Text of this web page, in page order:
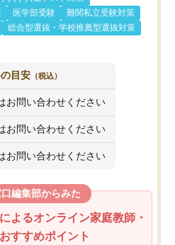
医学部受験
難関私立受験対策
総合型選抜・学校推薦型選抜対策
目安 （税込）
お問い合わせください
お問い合わせください
お問い合わせください
編集部からみた
よるオンライン家庭教師・
すすめポイント